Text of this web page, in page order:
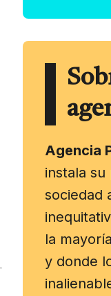
Agencia
instala su
sociedad
la
y donde